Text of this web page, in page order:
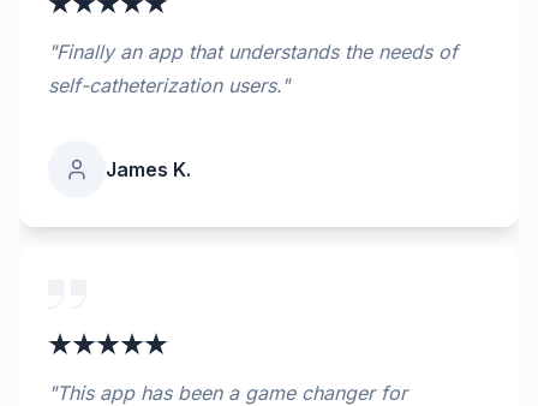
"Finally an app that understands the needs of
self-catheterization users."
James K.
"This app has been a game changer for